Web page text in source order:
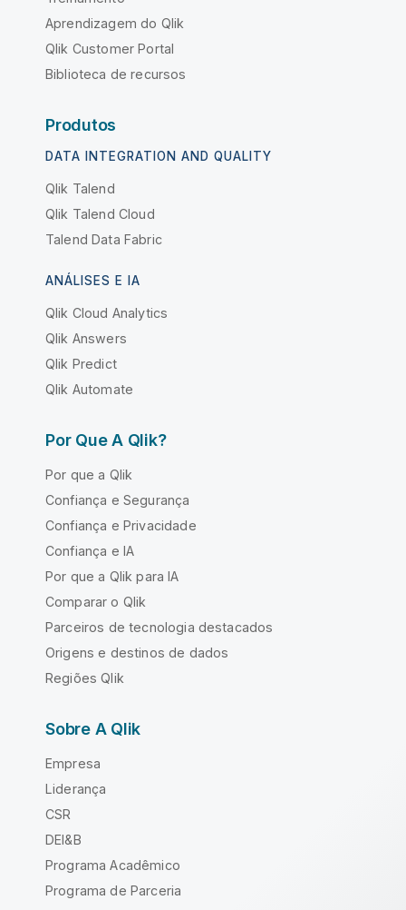
Aprendizagem do Qlik
Qlik Customer Portal
Biblioteca de recursos
Produtos
DATA INTEGRATION AND QUALITY
Qlik Talend
Qlik Talend Cloud
Talend Data Fabric
ANÁLISES E IA
Qlik Cloud Analytics
Qlik Answers
Qlik Predict
Qlik Automate
Por Que A Qlik?
Por que a Qlik
Confiança e Segurança
Confiança e Privacidade
Confiança e IA
Por que a Qlik para IA
Comparar o Qlik
Parceiros de tecnologia destacados
Origens e destinos de dados
Regiões Qlik
Sobre A Qlik
Empresa
Liderança
CSR
DEI&B
Programa Acadêmico
Programa de Parceria